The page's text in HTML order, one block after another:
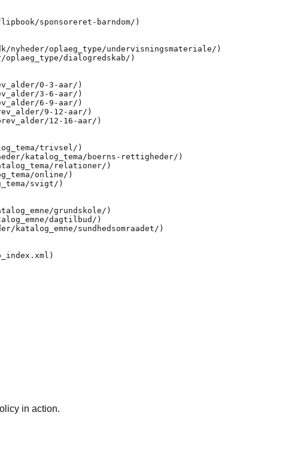
sponsoreret-barndom/)
oplaeg_type/undervisningsmateriale/)
dialogredskab/)
0-3-aar/)
3-6-aar/)
6-9-aar/)
9-12-aar/)
12-16-aar/)
trivsel/)
katalog_tema/boerns-rettigheder/)
relationer/)
online/)
svigt/)
grundskole/)
dagtilbud/)
sundhedsomraadet/)
in action.